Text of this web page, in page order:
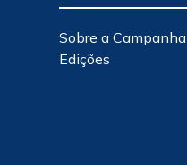
Sobre a Campanha
Edições